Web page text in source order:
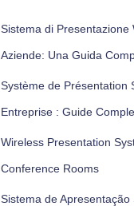
Sistema di Presentazione
Aziende: Una Guida
Système de Présentation
Entreprise : Guide
Wireless Presentation
Conference Rooms
Sistema de Apresentação